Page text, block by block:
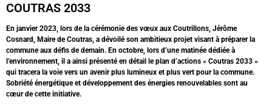
COUTRAS 2033
En janvier 2023, lors de la cérémonie des vœux aux Coutrillons, Jérôme
Cosnard, Maire de Coutras, a dévoilé son ambitieux projet visant à préparer la
commune aux défis de demain. En octobre, lors d’une matinée dédiée à
l’environnement, il a ainsi présenté en détail le plan d’actions « Coutras 2033 »
qui tracera la voie vers un avenir plus lumineux et plus vert pour la commune.
Sobriété énergétique et développement des énergies renouvelables sont au
cœur de cette initiative.